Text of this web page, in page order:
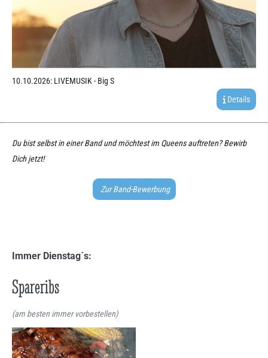
10.10.2026: LIVEMUSIK - Big S
Details
Du bist selbst in einer Band und möchtest im Queens auftreten? Bewirb
Dich jetzt!
Zur Band-Bewerbung
Immer Dienstag´s:
Spareribs
(am besten immer vorbestellen)